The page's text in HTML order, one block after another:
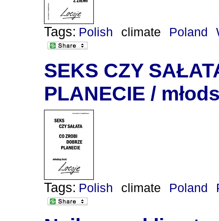
Tags: Polish climate Poland
SEKS CZY
PLANECIE /
Tags: Polish climate Poland